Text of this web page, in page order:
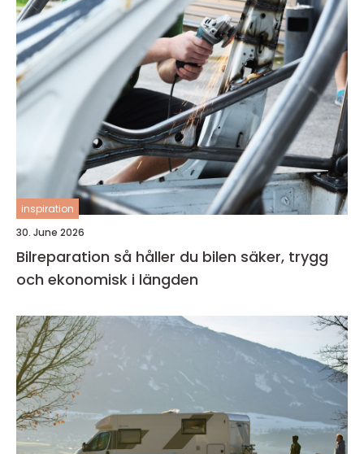
inspiration
30. June 2026
Bilreparation så håller du bilen säker, trygg
och ekonomisk i längden